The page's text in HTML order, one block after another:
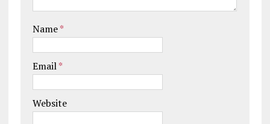
Name*
Email*
Website